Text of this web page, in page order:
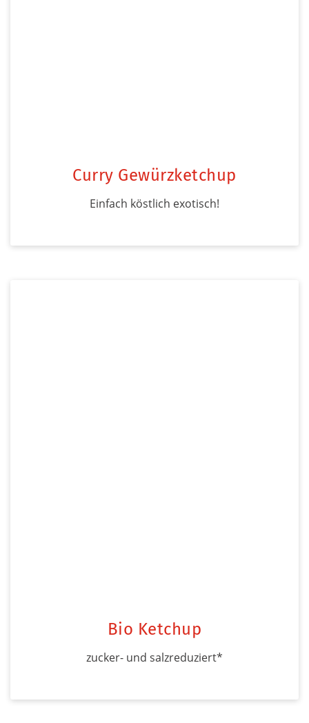
Curry Gewürzketchup
Einfach köstlich exotisch!
Bio Ketchup
zucker- und salzreduziert*